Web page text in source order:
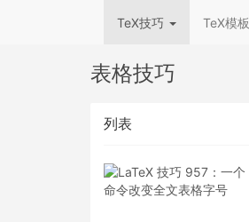
TeX技巧 TeX模板
表格技巧
列表